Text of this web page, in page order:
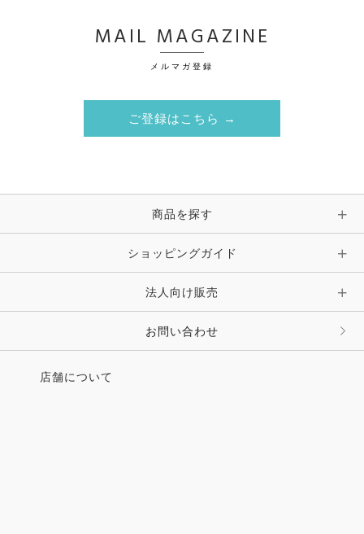
MAIL MAGAZINE
メルマガ登録
ご登録はこちら →
商品を探す
ショッピングガイド
法人向け販売
お問い合わせ
店舗について